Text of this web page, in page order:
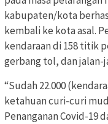
kabupaten/kota
kembali ke kota asal.
kendaraan di 158 titik
gerbang tol, dan jalan-
“Sudah 22.000
ketahuan curi-curi
Penanganan Covid-19